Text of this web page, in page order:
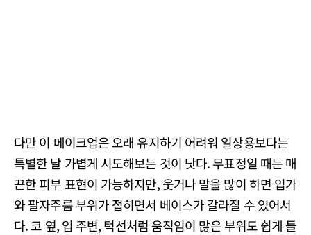
다만 이 메이크업은 오래 유지하기 어려워 일상용보다는
특별한 날 가볍게 시도해보는 것이 낫다. 무표정일 때는 매
끈한 피부 표현이 가능하지만, 웃거나 말을 많이 하면 입가
와 팔자주름 부위가 접히면서 베이스가 갈라질 수 있어서
다. 코 옆, 입 주변, 턱선처럼 움직임이 많은 부위도 쉽게 들